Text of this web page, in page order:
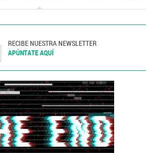
RECIBE NUESTRA NEWSLETTER
APÚNTATE AQUÍ